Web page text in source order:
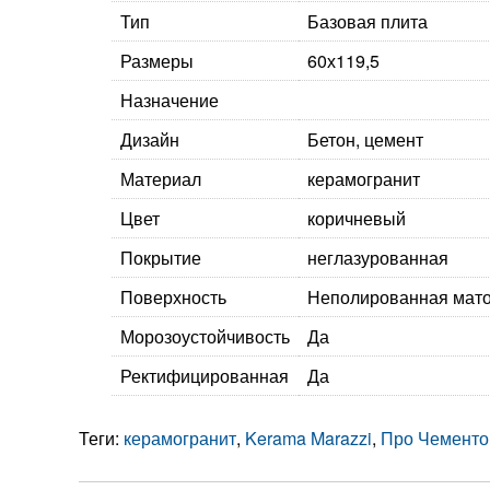
Тип
Базовая плита
Размеры
60х119,5
Назначение
Дизайн
Бетон, цемент
Материал
керамогранит
Цвет
коричневый
Покрытие
неглазурованная
Поверхность
Неполированная
Морозоустойчивость
Да
Ректифицированная
Да
Теги: керамогранит, Kerama Marazzi, Про Чементо